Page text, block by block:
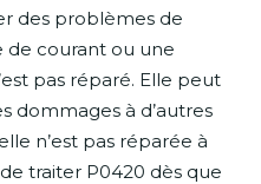
des problèmes de
de courant ou une
pas réparé. Elle peut
dommages à d’autres
n’est pas réparée à
traiter P0420 dès que